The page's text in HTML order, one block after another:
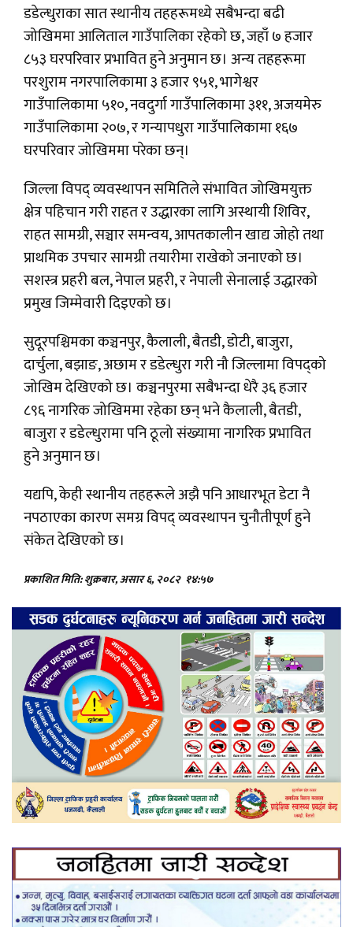
डडेल्धुराका सात स्थानीय तहहरूमध्ये सबैभन्दा बढी
जोखिममा आलिताल गाउँपालिका रहेको छ, जहाँ ७ हजार
८५३ घरपरिवार प्रभावित हुने अनुमान छ। अन्य तहहरूमा
परशुराम नगरपालिकामा ३ हजार ९५१, भागेश्वर
गाउँपालिकामा ५१०, नवदुर्गा गाउँपालिकामा ३११, अजयमेरु
गाउँपालिकामा २०७, र गन्यापधुरा गाउँपालिकामा १६७
घरपरिवार जोखिममा परेका छन्।
जिल्ला विपद् व्यवस्थापन समितिले संभावित जोखिमयुक्त
क्षेत्र पहिचान गरी राहत र उद्धारका लागि अस्थायी शिविर,
राहत सामग्री, सञ्चार समन्वय, आपतकालीन खाद्य जोहो तथा
प्राथमिक उपचार सामग्री तयारीमा राखेको जनाएको छ।
सशस्त्र प्रहरी बल, नेपाल प्रहरी, र नेपाली सेनालाई उद्धारको
प्रमुख जिम्मेवारी दिइएको छ।
सुदूरपश्चिमका कञ्चनपुर, कैलाली, बैतडी, डोटी, बाजुरा,
दार्चुला, बझाङ, अछाम र डडेल्धुरा गरी नौ जिल्लामा विपद्को
जोखिम देखिएको छ। कञ्चनपुरमा सबैभन्दा धेरै ३६ हजार
८९६ नागरिक जोखिममा रहेका छन् भने कैलाली, बैतडी,
बाजुरा र डडेल्धुरामा पनि ठूलो संख्यामा नागरिक प्रभावित
हुने अनुमान छ।
यद्यपि, केही स्थानीय तहहरूले अझै पनि आधारभूत डेटा नै
नपठाएका कारण समग्र विपद् व्यवस्थापन चुनौतीपूर्ण हुने
संकेत देखिएको छ।
प्रकाशित मिति: शुक्रबार, असार ६, २०८२ १४:५७